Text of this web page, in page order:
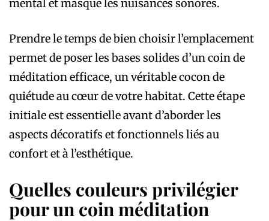
mental et masque les nuisances sonores.
Prendre le temps de bien choisir l’emplacement
permet de poser les bases solides d’un coin de
méditation efficace, un véritable cocon de
quiétude au cœur de votre habitat. Cette étape
initiale est essentielle avant d’aborder les
aspects décoratifs et fonctionnels liés au
confort et à l’esthétique.
Quelles couleurs privilégier
pour un coin méditation